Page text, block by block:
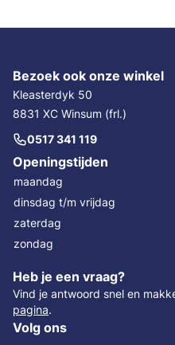
Bezoek ook onze winkel
Kleasterdyk 50
8831 XC Winsum (frl.)
0517 341 119
Openingstijden
maandag
dinsdag t/m vrijdag
zaterdag
zondag
Heb je een vraag?
Vind je antwoord snel en
pagina.
Volg ons